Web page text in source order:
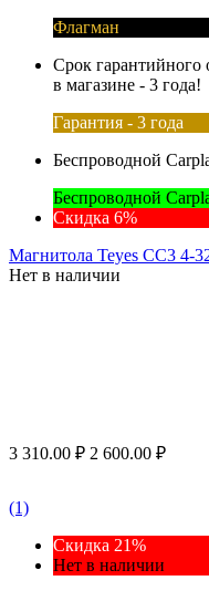
Флагман
Срок гарантийного
в магазине - 3 года!
Гарантия - 3 года
Беспроводной
Беспроводной
Скидка 6%
Магнитола Teyes CC3 4-
Нет в наличии
3 310.00 ₽ 2 600.00 ₽
(1)
Скидка 21%
Нет в наличии